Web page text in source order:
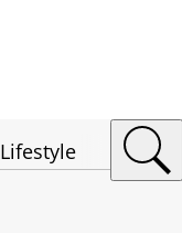
Lifestyle